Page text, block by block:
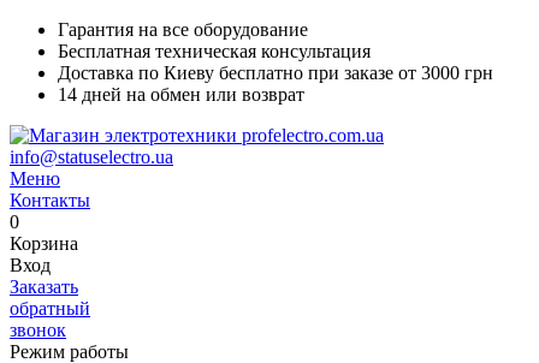
Гарантия на все оборудование
Бесплатная техническая консультация
Доставка по Киеву бесплатно при заказе от 3000 грн
14 дней на обмен или возврат
info@statuselectro.ua
Меню
Контакты
0
Корзина
Вход
Заказать
обратный
звонок
Режим работы